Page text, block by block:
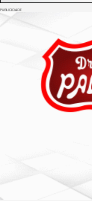
PUBLICIDADE